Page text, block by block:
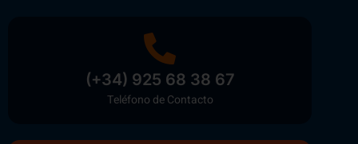
(+34) 925 68 38 67
Teléfono de Contacto